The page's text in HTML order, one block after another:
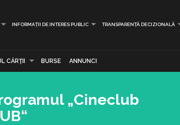
INFORMAȚII DE INTERES PUBLIC TRANSPARENȚĂ DECIZIONALĂ
CĂRŢII BURSE ANNUNCI
„Cineclub